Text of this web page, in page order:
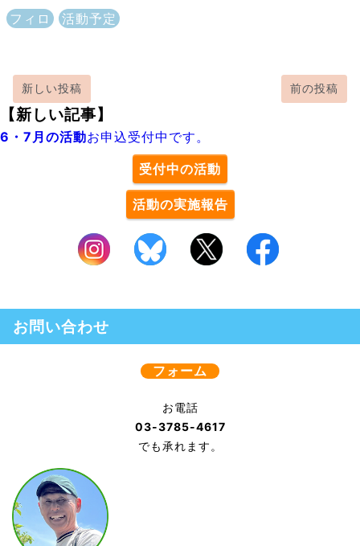
フィロ 活動予定
新しい投稿 前の投稿
【新しい記事】
6・7月の活動お申込受付中です。
受付中の活動
活動の実施報告
お問い合わせ
フォーム
お電話
03-3785-4617
でも承れます。